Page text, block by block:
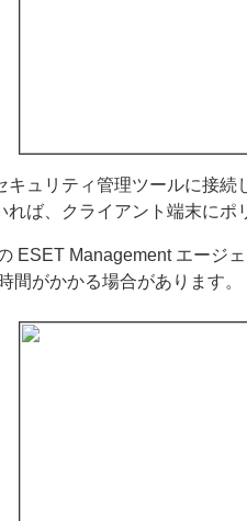
キュリティ管理ツールに接
れば、クライアント端末に
ESET Management エージ
間がかかる場合があります。